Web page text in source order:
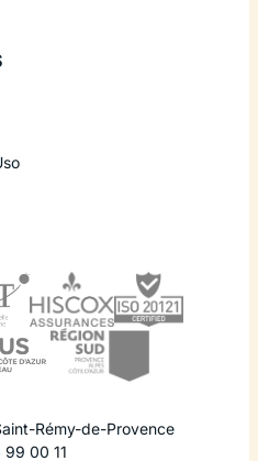
Rémy-de-Provence
00 11